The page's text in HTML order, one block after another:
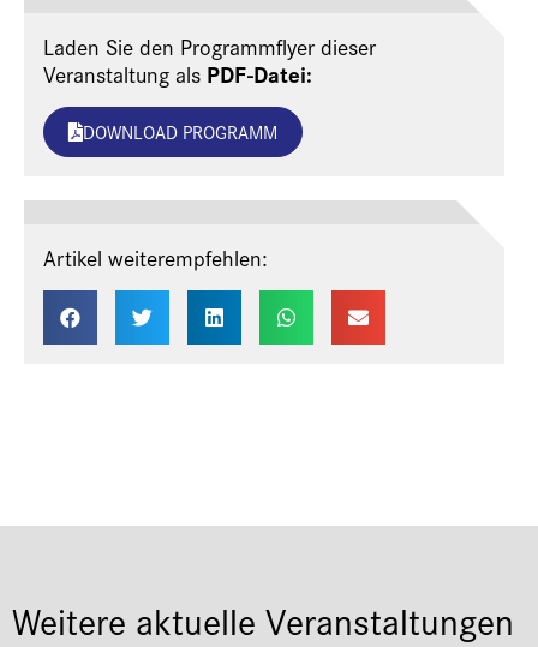
Laden Sie den Programmflyer dieser
Veranstaltung als PDF-Datei:
DOWNLOAD PROGRAMM
Artikel weiterempfehlen:
Weitere aktuelle Veranstaltungen